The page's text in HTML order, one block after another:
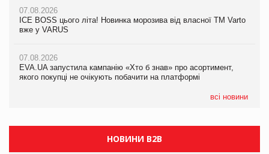
07.08.2026
ICE BOSS цього літа! Новинка морозива від власної ТМ Varto
вже у VARUS
07.08.2026
EVA.UA запустила кампанію «Хто б знав» про асортимент,
якого покупці не очікують побачити на платформі
всі новини
Продажі Hugo Boss впали на 9%
Продажі Hugo Boss впали на 9%
НОВИНИ B2B